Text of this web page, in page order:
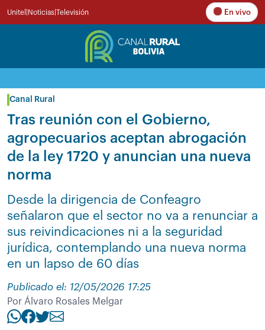
Unitel Noticias Televisión En vivo
Canal Rural
Tras reunión con el Gobierno,
agropecuarios aceptan abrogación
de la ley 1720 y anuncian una nueva
norma
Desde la dirigencia de Confeagro
señalaron que el sector no va a renunciar a
sus reivindicaciones ni a la seguridad
jurídica, contemplando una nueva norma
en un lapso de 60 días
Publicado el: 12/05/2026 17:25
Por Álvaro Rosales Melgar